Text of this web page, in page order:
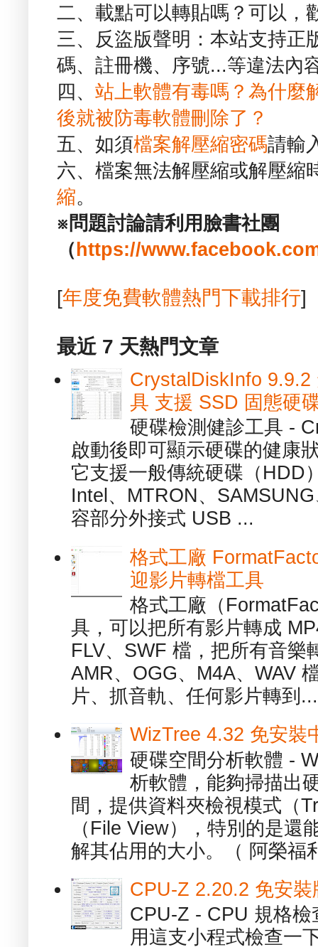
二、載點可以轉貼嗎？可以，
三、反盜版聲明：本站支持正
碼、註冊機、序號...等違法內
四、 站上軟體有毒嗎？為什麼
後就被防毒軟體刪除了？
五、如須檔案解壓縮密碼請輸
六、檔案無法解壓縮或解壓縮
縮。
※問題討論請利用臉書社團
（ https://
[年度免費軟體熱門下載排行]
最近 7 天熱門文章
CrystalDiskInfo 9.9.2
具 支援 SSD 固態硬
硬碟檢測健診工具 -
啟動後即可顯示硬碟的健康
它支援一般傳統硬碟（HDD
Intel、MTRON、
容部分外接式 USB ...
格式工廠
迎影片轉檔工具
格式工廠（
具，可以把所有影片轉成
FLV、SWF 檔，把所有音樂
AMR、OGG、M4A、WAV
片、抓音軌、任何影片轉到...
WizTree 4.32 免安裝
硬碟空間分析軟體 -
析軟體，能夠掃描出
間，提供資料夾檢視模式（
（File View），特別的是還
解其佔用的大小。（ 阿榮福
CPU-Z 2.20.2 免安
CPU-Z - CPU 規格
用這支小程式檢查一